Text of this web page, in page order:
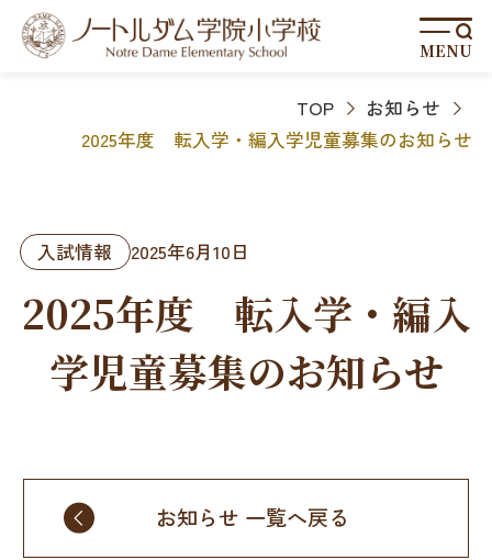
MENU
TOP
お知らせ
2025年度 転入学・編入学児童募集のお知らせ
入試情報 2025年6月10日
2025年度 転入学・編入
学児童募集のお知らせ
お知らせ 一覧へ戻る